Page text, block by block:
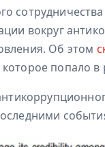
вокруг
Об этом
попало